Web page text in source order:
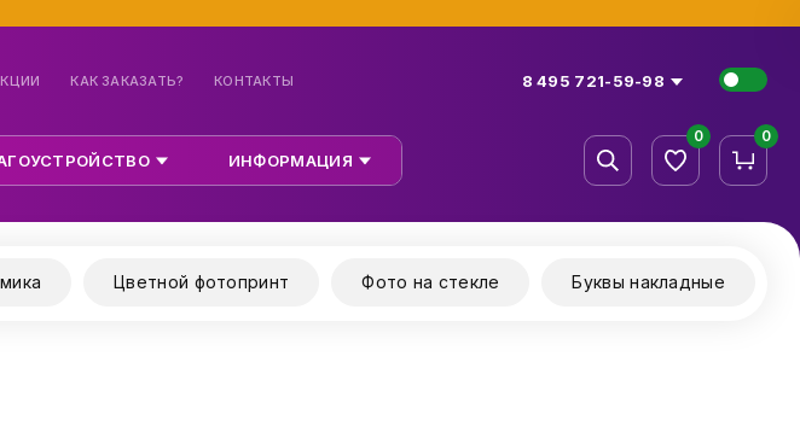
КАК ЗАКАЗАТЬ? КОНТАКТЫ 8 495 721-59-98
ИНФОРМАЦИЯ
0 0
Цветной фотопринт Фото на стекле Буквы накладные